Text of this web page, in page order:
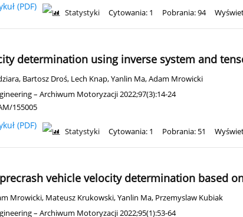
(PDF)
Statystyki Cytowania: 1 Pobrania: 94
determination using inverse system and
, Bartosz Droś, Lech Knap,Yanlin Ma,Adam Mrowicki
– Archiwum Motoryzacji 2022;97(3):14-24
155005
(PDF)
Statystyki Cytowania: 1 Pobrania: 51
vehicle velocity determination based
Mrowicki, Mateusz Krukowski,Yanlin Ma, Przemyslaw Kubiak
– Archiwum Motoryzacji 2022;95(1):53-64